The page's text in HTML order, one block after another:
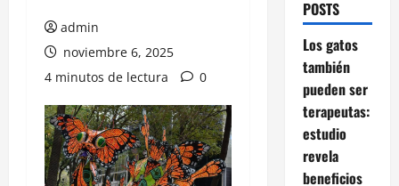
admin
noviembre 6, 2025
4 minutos de lectura
0
POSTS
Los gatos
también
pueden ser
terapeutas:
estudio
revela
beneficios